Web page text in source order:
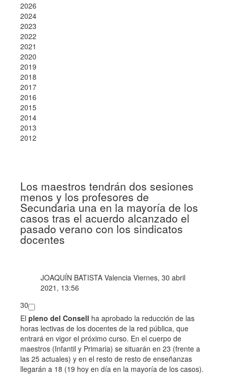
2026
2024
2023
2022
2021
2020
2019
2018
2017
2016
2015
2014
2013
2012
Los maestros tendrán dos sesiones
menos y los profesores de
Secundaria una en la mayoría de los
casos tras el acuerdo alcanzado el
pasado verano con los sindicatos
docentes
JOAQUÍN BATISTA Valencia Viernes, 30 abril
2021, 13:56
30
El pleno del Consell ha aprobado la reducción de las
horas lectivas de los docentes de la red pública, que
entrará en vigor el próximo curso. En el cuerpo de
maestros (Infantil y Primaria) se situarán en 23 (frente a
las 25 actuales) y en el resto de resto de enseñanzas
llegarán a 18 (19 hoy en día en la mayoría de los casos).